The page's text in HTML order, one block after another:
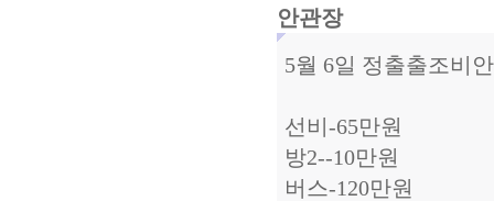
안관장
5월 6일 정출출조비
선비-65만원
방2--10만원
버스-120만원